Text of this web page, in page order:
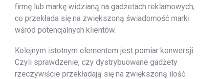
firmę lub markę widzianą na gadżetach reklamowych,
co przekłada się na zwiększoną świadomość marki
wśród potencjalnych klientów.
Kolejnym istotnym elementem jest pomiar konwersji.
Czyli sprawdzenie, czy dystrybuowane gadżety
rzeczywiście przekładają się na zwiększoną ilość